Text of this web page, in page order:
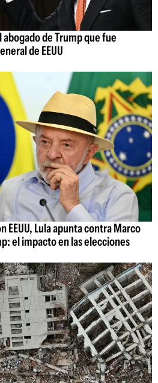
abogado de Trump que fue
de EEUU
EEUU, Lula apunta contra Marco
el impacto en las elecciones